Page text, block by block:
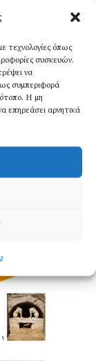
τεχνολογίες όπως
συσκευών.
να
συμπεριφορά
Η μη
επηρεάσει αρνητικά